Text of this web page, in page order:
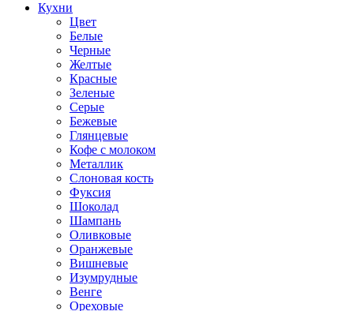
Кухни
Цвет
Белые
Черные
Желтые
Красные
Зеленые
Серые
Бежевые
Глянцевые
Кофе с молоком
Металлик
Слоновая кость
Фуксия
Шоколад
Шампань
Оливковые
Оранжевые
Вишневые
Изумрудные
Венге
Ореховые